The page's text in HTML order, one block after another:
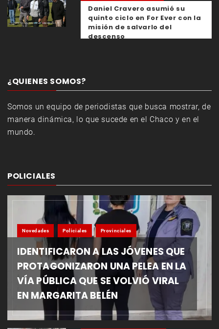
Daniel Cravero asumió su
quinto ciclo en For Ever con la
misión de salvarlo del
descenso
¿QUIENES SOMOS?
Somos un equipo de periodistas que busca mostrar, de
manera dinámica, lo que sucede en el Chaco y en el
mundo.
POLICIALES
Novedades Policiales Provinciales
IDENTIFICARON A LAS JÓVENES QUE
PROTAGONIZARON UNA PELEA EN LA
VÍA PÚBLICA QUE SE VOLVIÓ VIRAL
EN MARGARITA BELÉN